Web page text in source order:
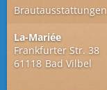
Brautausstattungen
La-Mariée
Frankfurter Str. 38
61118 Bad Vilbel